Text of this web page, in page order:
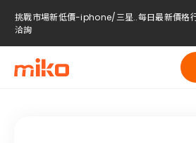
挑戰市場新低價-iphone/三星..每日最新價格行
挑戰市場新低價-iphone/三星..每日最新價格
洽詢